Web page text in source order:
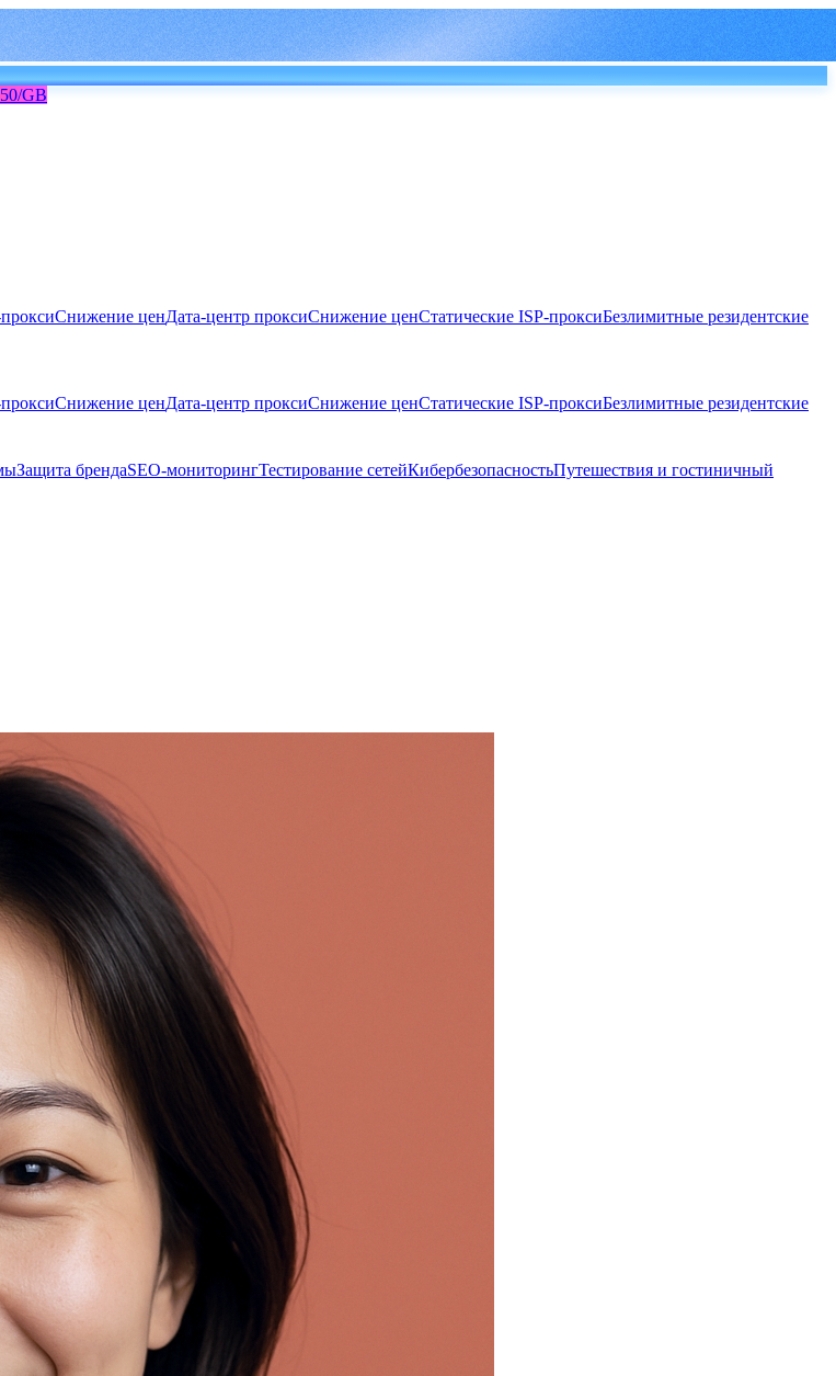
GB
Снижение ценДата-центр проксиСнижение ценСтатические ISP-проксиБезлимитные резидентские
Снижение ценДата-центр проксиСнижение ценСтатические ISP-проксиБезлимитные резидентские
Защита брендаSEO-мониторингТестирование сетейКибербезопасностьПутешествия и гостиничный